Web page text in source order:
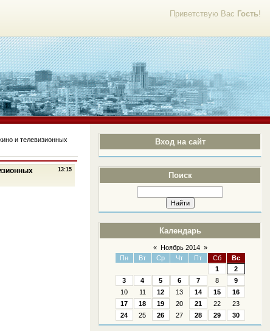
Приветствую Вас Гость!
Вход на сайт
Поиск
Календарь
« Ноябрь 2014 »
Пн
Вт Ср Чт Пт Сб
Вс
1
2
3
4 5 6 7 8
9
10
11 12 13 14 15
16
17
18 19 20 21 22
23
24
25 26 27 28 29 30
и телевизионных
13:15